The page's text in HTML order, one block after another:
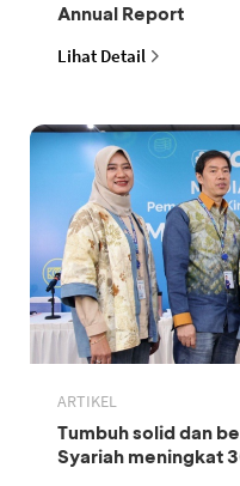
Annual Report
Lihat Detail
ARTIKEL
Tumbuh solid dan
Syariah meningkat